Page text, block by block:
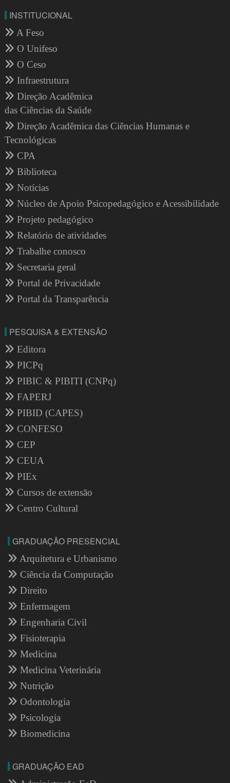
INSTITUCIONAL
A Feso
O Unifeso
O Ceso
Infraestrutura
Direção Acadêmica
das Ciências da Saúde
Direção Acadêmica das Ciências Humanas e
Tecnológicas
CPA
Biblioteca
Notícias
Núcleo de Apoio Psicopedagógico e Acessibilidade
Projeto pedagógico
Relatório de atividades
Trabalhe conosco
Secretaria geral
Portal de Privacidade
Portal da Transparência
PESQUISA & EXTENSÃO
Editora
PICPq
PIBIC & PIBITI (CNPq)
FAPERJ
PIBID (CAPES)
CONFESO
CEP
CEUA
PIEx
Cursos de extensão
Centro Cultural
GRADUAÇÃO PRESENCIAL
Arquitetura e Urbanismo
Ciência da Computação
Direito
Enfermagem
Engenharia Civil
Fisioterapia
Medicina
Medicina Veterinária
Nutrição
Odontologia
Psicologia
Biomedicina
GRADUAÇÃO EAD